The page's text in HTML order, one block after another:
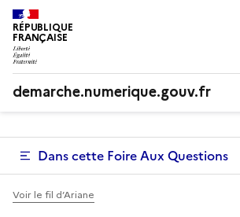
RÉPUBLIQUE
FRANÇAISE
demarche.numerique.gouv.fr
Dans cette Foire Aux Questions
Voir le fil d’Ariane